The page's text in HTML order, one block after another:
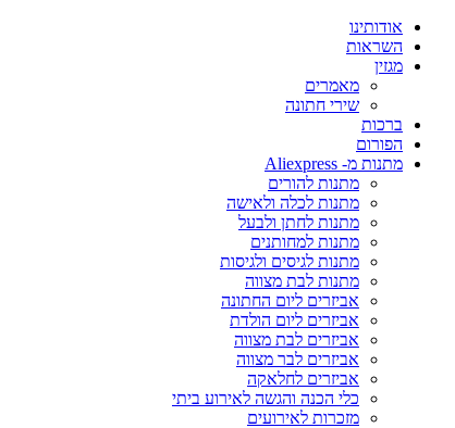
אודותינו
השראות
מגזין
מאמרים
שירי חתונה
ברכות
הפורום
מתנות מ- Aliexpress
מתנות להורים
מתנות לכלה ולאישה
מתנות לחתן ולבעל
מתנות למחותנים
מתנות לגיסים ולגיסות
מתנות לבת מצווה
אביזרים ליום החתונה
אביזרים ליום הולדת
אביזרים לבת מצווה
אביזרים לבר מצווה
אביזרים לחלאקה
כלי הכנה והגשה לאירוע ביתי
מזכרות לאירועים